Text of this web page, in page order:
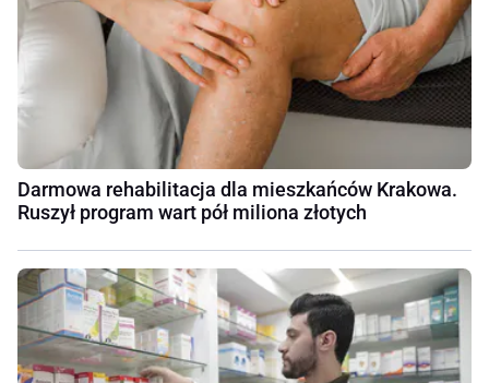
Darmowa rehabilitacja dla mieszkańców Krakowa.
Ruszył program wart pół miliona złotych